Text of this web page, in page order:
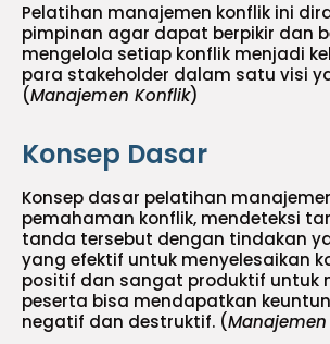
Pelatihan manajemen konflik ini
pimpinan agar dapat berpikir dan
mengelola setiap konflik menjadi
para stakeholder dalam satu visi
(Manajemen Konflik)
Konsep Dasar
Konsep dasar pelatihan
pemahaman konflik, mendeteksi
tanda tersebut dengan tindakan
yang efektif untuk menyelesaikan
positif dan sangat produktif untuk
peserta bisa mendapatkan
negatif dan destruktif. (